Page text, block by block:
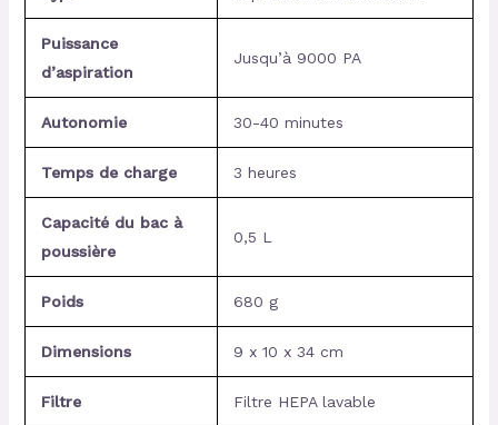
Puissance
d’aspiration
Jusqu’à 9000 PA
Autonomie 30-40 minutes
Temps de charge 3 heures
Capacité du bac à
poussière
0,5 L
Poids 680 g
Dimensions 9 x 10 x 34 cm
Filtre Filtre HEPA lavable